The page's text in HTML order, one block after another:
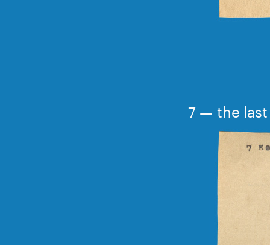
7 — the